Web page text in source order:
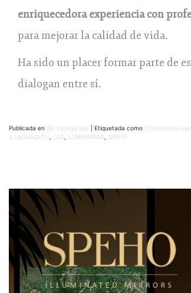
enriquecedora experiencia con
para mejorar la calidad de vida.
Ha sido un placer formar parte de
dialogan entre sí.
Publicada en Sin categorizar Etiquetada como Colecciones
ILUMINACIÓN
LED LUMINARIAS SPEHO